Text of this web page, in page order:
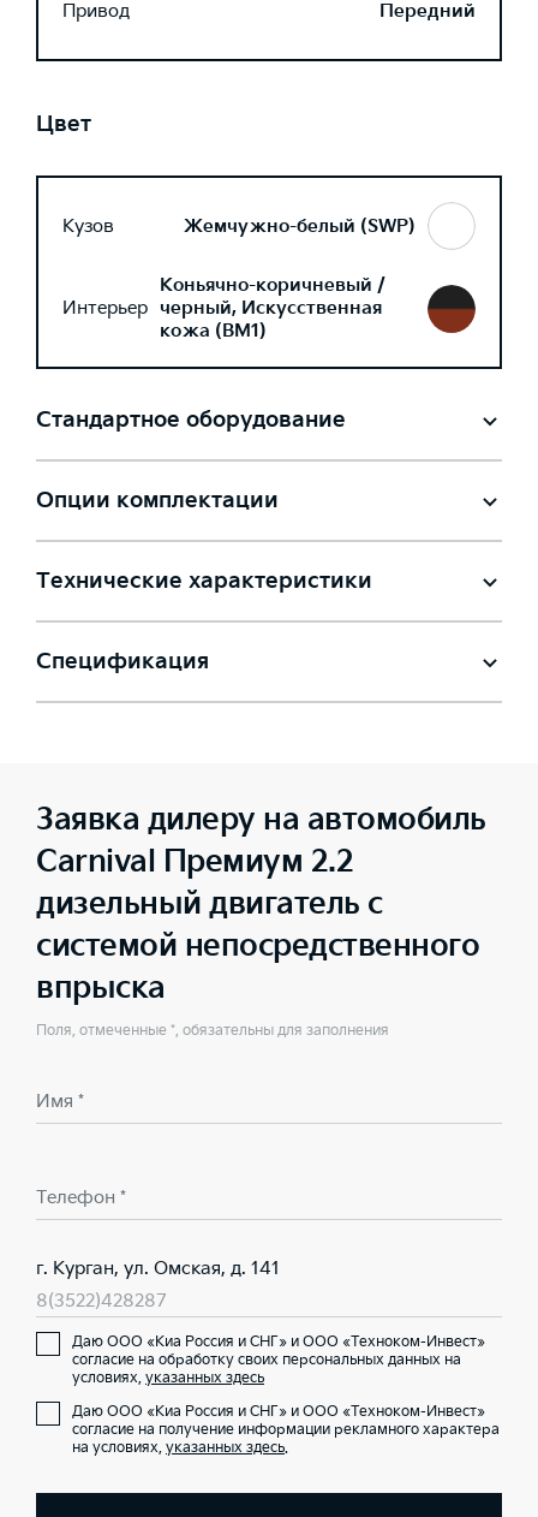
Привод
Передний
Цвет
Кузов Жемчужно-белый (SWP)
Интерьер
Коньячно-коричневый /
черный, Искусственная
кожа (BM1)
Стандартное оборудование
Опции комплектации
Технические характеристики
Спецификация
Заявка дилеру на автомобиль
Carnival Премиум 2.2
дизельный двигатель с
системой непосредственного
впрыска
Поля, отмеченные *, обязательны для заполнения
Имя *
Телефон *
г. Курган, ул. Омская, д. 141
8(3522)428287
Даю ООО «Киа Россия и СНГ» и ООО «Техноком-Инвест»
согласие на обработку своих персональных данных на
условиях, указанных здесь
Даю ООО «Киа Россия и СНГ» и ООО «Техноком-Инвест»
согласие на получение информации рекламного характера
на условиях, указанных здесь.